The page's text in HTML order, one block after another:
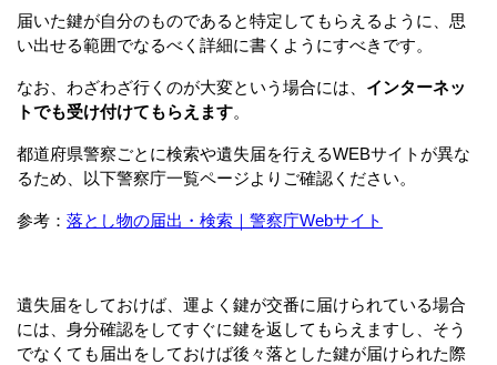
届いた鍵が自分のものであると特定してもらえるように、思
い出せる範囲でなるべく詳細に書くようにすべきです。
なお、わざわざ行くのが大変という場合には、 インターネッ
トでも受け付けてもらえます。
都道府県警察ごとに検索や遺失届を行えるWEBサイトが異な
るため、以下警察庁一覧ページよりご確認ください。
参考： 落とし物の届出・検索｜警察庁Webサイト
遺失届をしておけば、運よく鍵が交番に届けられている場合
には、身分確認をしてすぐに鍵を返してもらえますし、そう
でなくても届出をしておけば後々落とした鍵が届けられた際